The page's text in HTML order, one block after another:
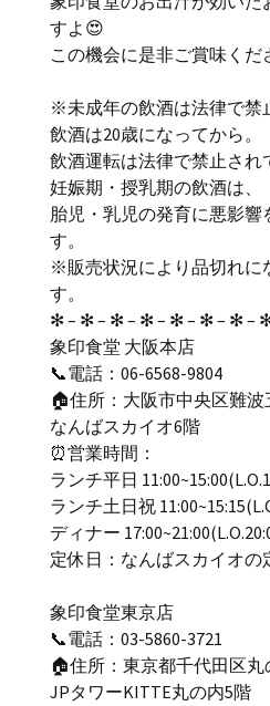
すよ😍
この機会に是非ご賞味くだ
※未成年の飲酒は法律で禁
飲酒は20歳になってから。
飲酒運転は法律で禁止され
妊娠期・授乳期の飲酒は、
胎児・乳児の発育に悪影響
す。
※販売状況により品切れに
す。
✻ – ✻ – ✻ – ✻ – ✻ – ✻ – ✻ –
象印食堂 大阪本店
📞電話：06-6568-9804
🏠住所：大阪市中央区難波
なんばスカイオ6階
⏰営業時間：
ランチ平日
ランチ土日祝
ディナー
定休日：なんばスカイオの
象印食堂東京店
📞電話：03-5860-3721
🏠住所：東京都千代田区
JPタワーKITTE丸の内5階